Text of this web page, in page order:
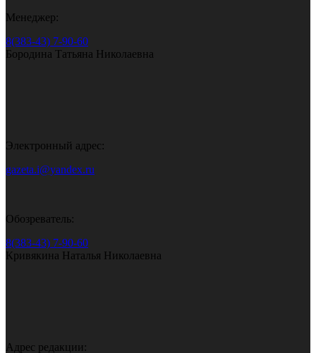
Менеджер:
8(383-43) 7-90-60
Бородина Татьяна Николаевна
Электронный адрес:
gazeta.i@yandex.ru
Обозреватель:
8(383-43) 7-90-60
Кривякина Наталья Николаевна
Адрес редакции: